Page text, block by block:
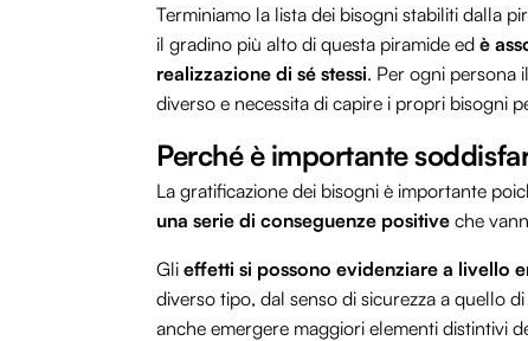
Terminiamo la lista dei bisogni stabiliti dalla
il gradino più alto di questa piramide ed è
realizzazione di sé stessi. Per ogni persona
diverso e necessita di capire i propri bisogni
Perché è importante
La gratificazione dei bisogni è importante
una serie di conseguenze positive che
Gli effetti si possono evidenziare a livello
diverso tipo, dal senso di sicurezza a quello
anche emergere maggiori elementi distintivi